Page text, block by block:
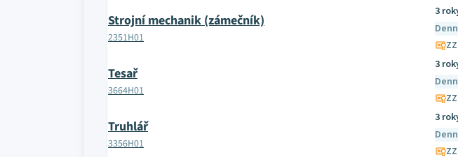
Strojní mechanik (zámečník)
2351H01
3
Tesař
3664H01
3
Truhlář
3356H01
3